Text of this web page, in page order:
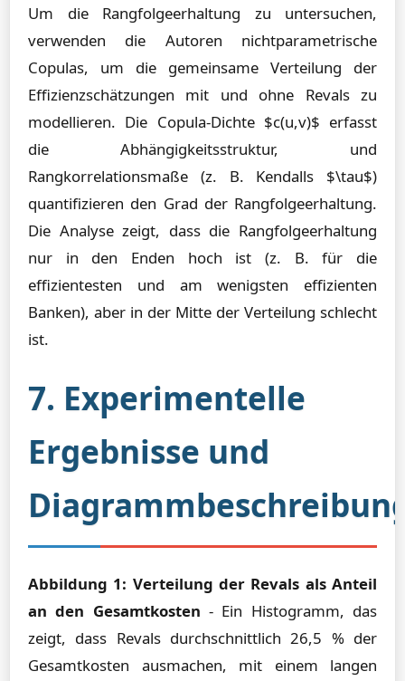
Um die Rangfolgeerhaltung zu untersuchen,
verwenden die Autoren nichtparametrische
Copulas, um die gemeinsame Verteilung der
Effizienzschätzungen mit und ohne Revals zu
modellieren. Die Copula-Dichte $c(u,v)$ erfasst
die Abhängigkeitsstruktur, und
Rangkorrelationsmaße (z. B. Kendalls $\tau$)
quantifizieren den Grad der Rangfolgeerhaltung.
Die Analyse zeigt, dass die Rangfolgeerhaltung
nur in den Enden hoch ist (z. B. für die
effizientesten und am wenigsten effizienten
Banken), aber in der Mitte der Verteilung schlecht
ist.
7. Experimentelle
Ergebnisse und
Abbildung 1: Verteilung der Revals als Anteil
an den Gesamtkosten - Ein Histogramm, das
zeigt, dass Revals durchschnittlich 26,5 % der
Gesamtkosten ausmachen, mit einem langen